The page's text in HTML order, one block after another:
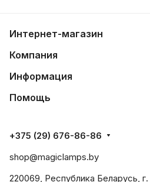
Интернет-магазин
Компания
Информация
Помощь
+375 (29) 676-86-86
shop@magiclamps.by
220069, Республика Беларусь,